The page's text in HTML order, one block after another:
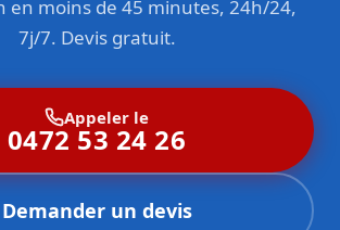
moins de 45 minutes, 24h/24,
7j/7. Devis gratuit.
Appeler le
0472 53 24 26
Demander un devis